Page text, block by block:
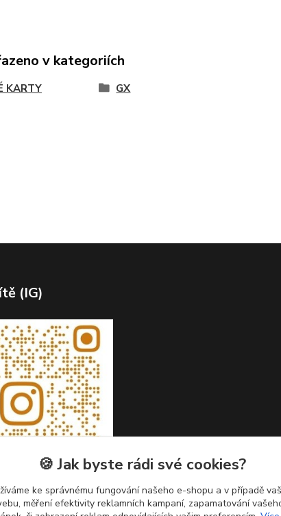
v kategoriích
KARTY GX
(IG)
🍪 Jak byste rádi své cookies?
ke správnému fungování našeho e-shopu a v případě
měření efektivity reklamních kampaní, zapamatování